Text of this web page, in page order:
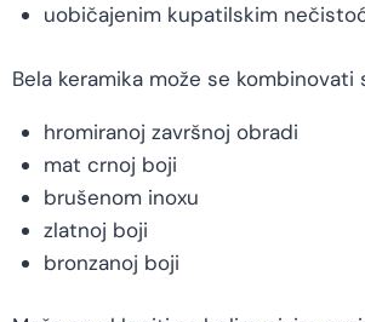
uobičajenim kupatilskim
Bela keramika može se kombinovati
hromiranoj završnoj obradi
mat crnoj boji
brušenom inoxu
zlatnoj boji
bronzanoj boji